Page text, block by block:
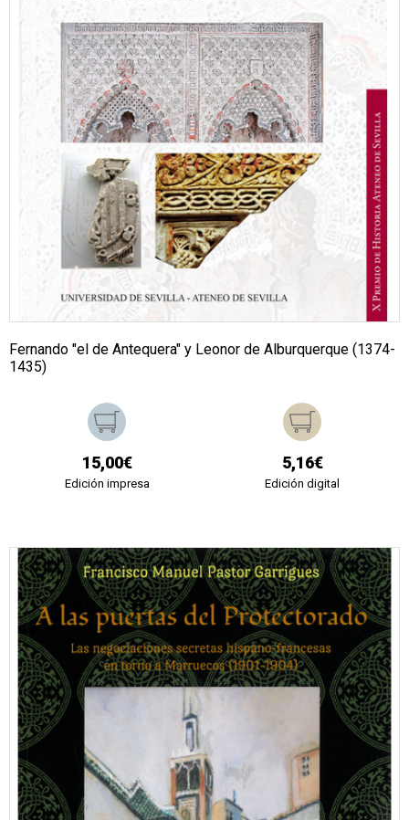
Fernando "el de Antequera" y Leonor de Alburquerque (1374-
1435)
15,00€
Edición impresa
5,16€
Edición digital